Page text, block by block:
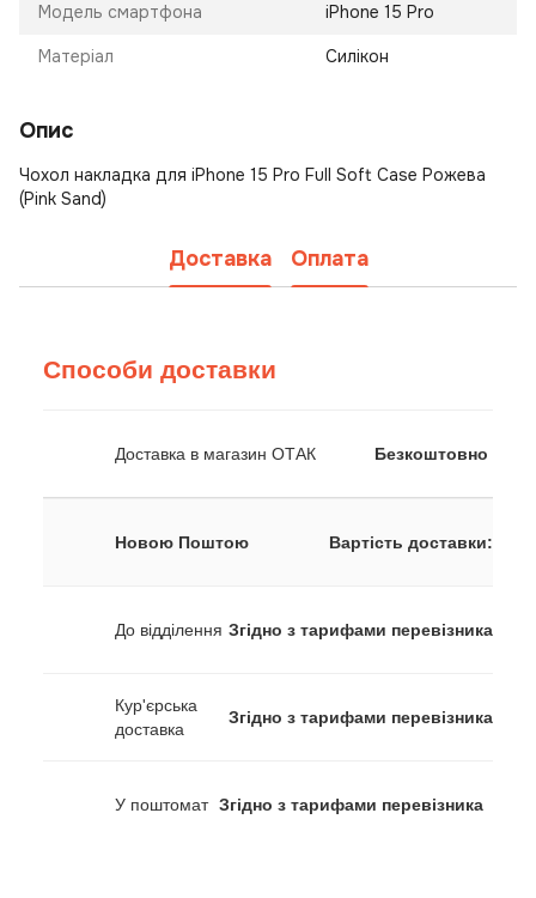
Модель смартфона iPhone 15 Pro
Матеріал Силікон
Опис
Чохол накладка для iPhone 15 Pro Full Soft Case Рожева
(Pink Sand)
Доставка Оплата
Способи доставки
Доставка в магазин ОТАК Безкоштовно
Новою Поштою Вартість доставки:
До відділення Згідно з тарифами перевізника
Кур'єрська
доставка
Згідно з тарифами перевізника
У поштомат Згідно з тарифами перевізника